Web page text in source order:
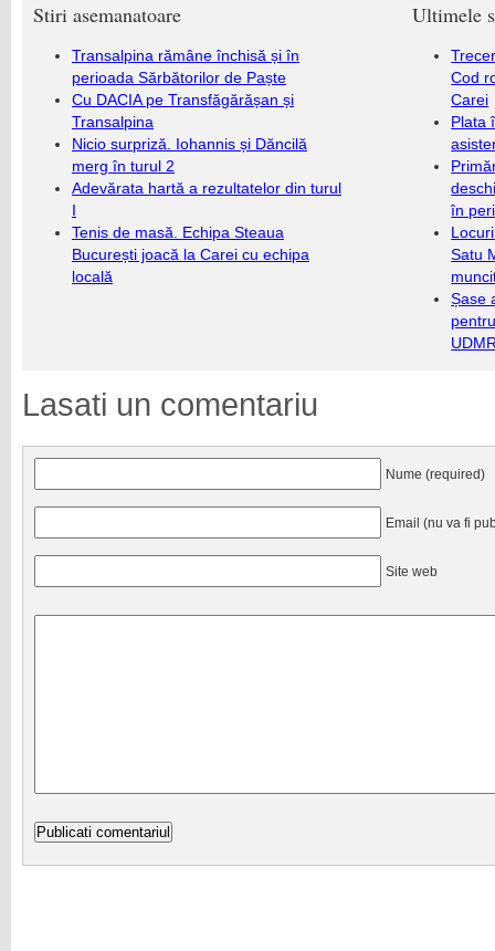
Stiri asemanatoare
Transalpina rămâne închisă și în
perioada Sărbătorilor de Paște
Cu DACIA pe Transfăgărășan și
Transalpina
Nicio surpriză. Iohannis și Dăncilă
merg în turul 2
Adevărata hartă a rezultatelor din turul
I
Tenis de masă. Echipa Steaua
București joacă la Carei cu echipa
locală
Ultimele
Cod
Carei
Plata
în
Satu
Șase
Lasati un comentariu
Nume (required)
Email (nu va fi
Site web